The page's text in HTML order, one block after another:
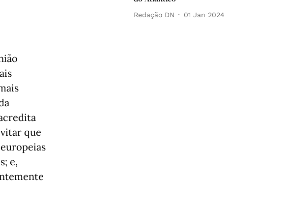
que
e,
Redação DN 01 Jan 2024